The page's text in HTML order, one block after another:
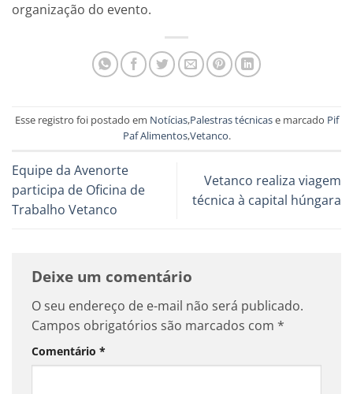
organização do evento.
Esse registro foi postado em Notícias,Palestras técnicase marcado Pif
Paf Alimentos,Vetanco.
Equipe da Avenorte
participa de Oficina de
Trabalho Vetanco
Vetanco realiza viagem
técnica à capital húngara
Deixe um comentário
O seu endereço de e-mail não será publicado.
Campos obrigatórios são marcados com *
Comentário *